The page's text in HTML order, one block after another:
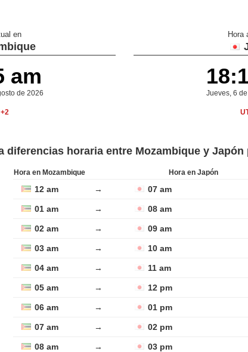
en
am
de 2026
Hora
Jueves, 6
diferencias horaria entre Mozambique y Japón
Hora en Mozambique Hora en Japón
12 am → 07 am
01 am → 08 am
02 am → 09 am
03 am → 10 am
04 am → 11 am
05 am → 12 pm
06 am → 01 pm
07 am → 02 pm
08 am → 03 pm